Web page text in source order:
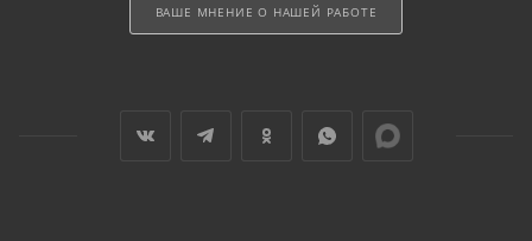
ВАШЕ МНЕНИЕ О НАШЕЙ РАБОТЕ